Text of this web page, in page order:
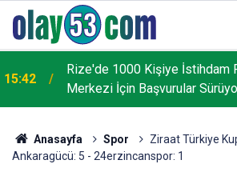
14:53
Tunca Belde Belediye
Kaza Geçirdi!
Anasayfa Spor
Ziraat Türkiye
Ankaragücü: 5 - 24erzincanspor: 1